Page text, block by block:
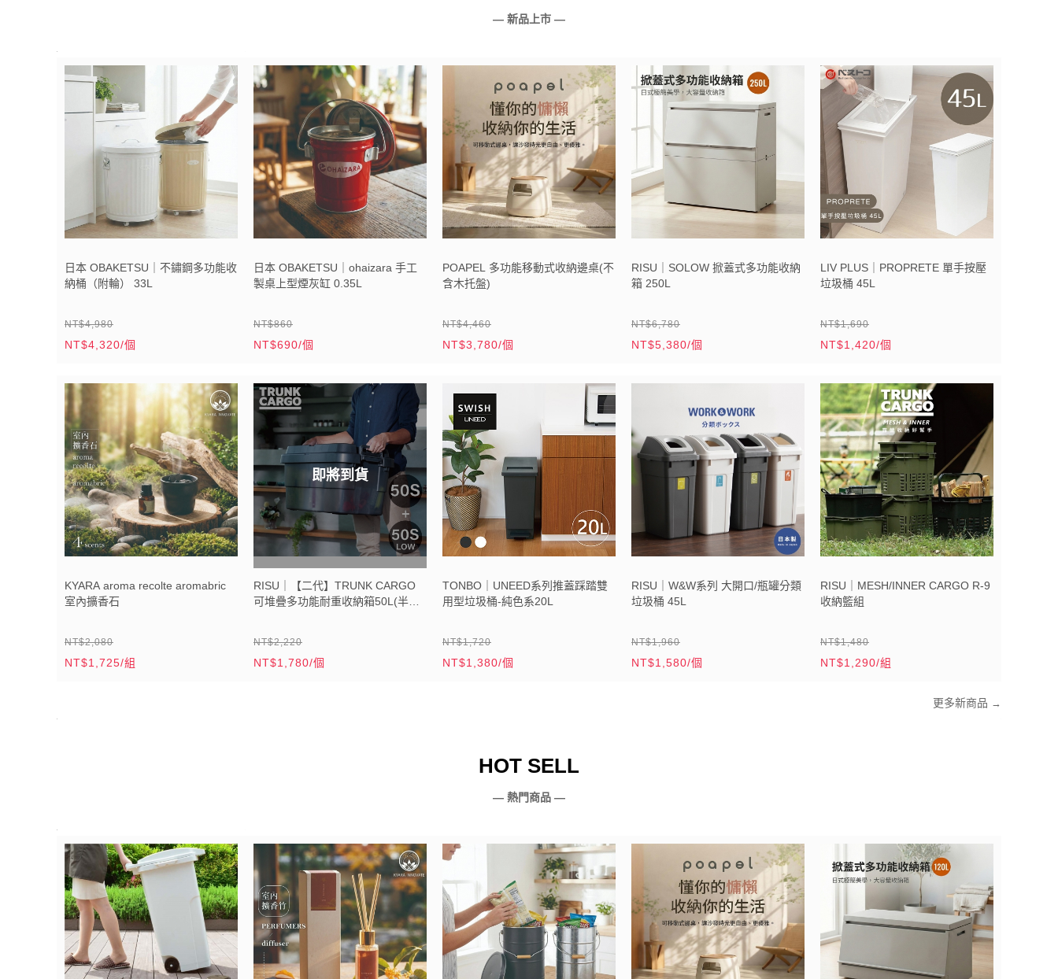
— 新品上市 —
日本 OBAKETSU｜不鏽鋼多功能收
納桶（附輪） 33L
NT$4,980
NT$4,320/個
日本 OBAKETSU｜ohaizara 手工
製桌上型煙灰缸 0.35L
NT$860
NT$690/個
POAPEL 多功能移動式收納邊桌(不
含木托盤)
NT$4,460
NT$3,780/個
RISU｜SOLOW 掀蓋式多功能收納
箱 250L
NT$6,780
NT$5,380/個
LIV PLUS｜PROPRETE 單手按壓
垃圾桶 45L
NT$1,690
NT$1,420/個
KYARA aroma recolte aromabric
室內擴香石
NT$2,080
NT$1,725/組
即將到貨
RISU｜【二代】TRUNK CARGO
可堆疊多功能耐重收納箱50L(半透
NT$2,220
NT$1,780/個
TONBO｜UNEED系列推蓋踩踏雙
用型垃圾桶-純色系20L
NT$1,720
NT$1,380/個
RISU｜W&W系列 大開口/瓶罐分類
垃圾桶 45L
NT$1,960
NT$1,580/個
RISU｜MESH/INNER CARGO R-9
收納籃組
NT$1,480
NT$1,290/組
更多新商品 →
HOT SELL
— 熱門商品 —